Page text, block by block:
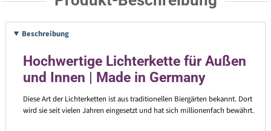
Beschreibung
Hochwertige Lichterkette für Außen
und Innen | Made in Germany
Diese Art der Lichterketten ist aus traditionellen Biergärten bekannt. Dort
wird sie seit vielen Jahren eingesetzt und hat sich millionenfach bewährt.